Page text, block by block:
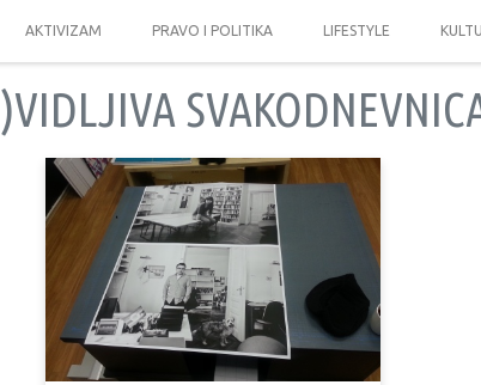
AKTIVIZAM PRAVO I POLITIKA LIFESTYLE